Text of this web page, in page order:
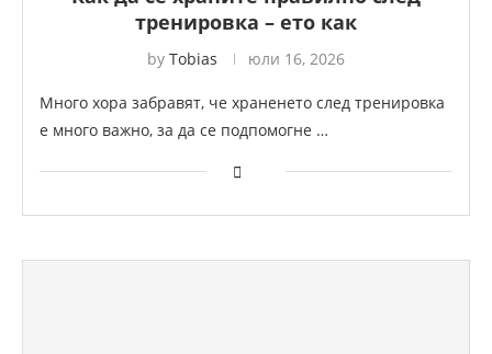
тренировка – ето как
by Tobias юли 16, 2026
Много хора забравят, че храненето след тренировка
е много важно, за да се подпомогне …